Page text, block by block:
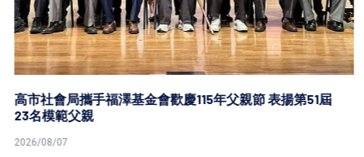
高市社會局攜手福澤基金會歡慶115年父親節 表揚第51屆
23名模範父親
2026/08/07